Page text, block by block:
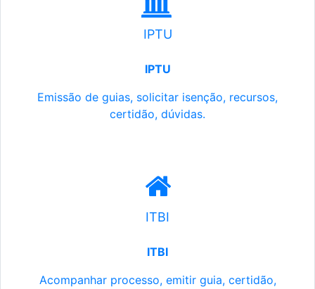
IPTU
IPTU
Emissão de guias, solicitar isenção, recursos,
certidão, dúvidas.
ITBI
ITBI
Acompanhar processo, emitir guia, certidão,